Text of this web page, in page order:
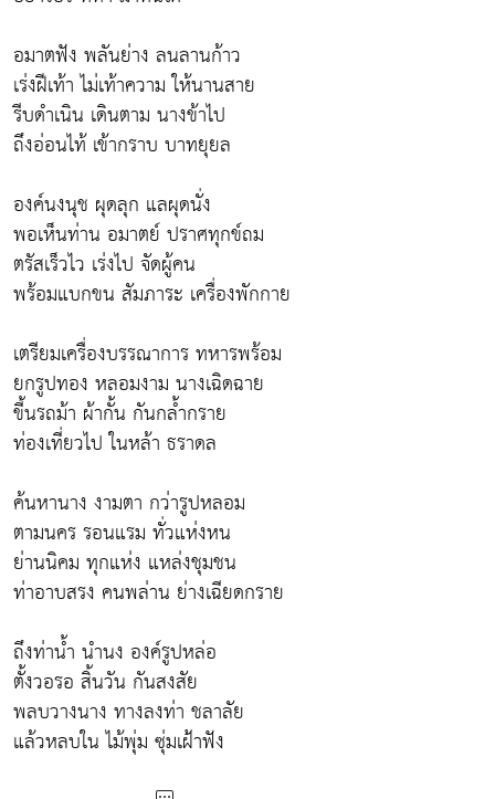
อมาตฟัง พลันย่าง ลนลานก้าว
เร่งฝีเท้า ไม่เท้าความ ให้นานสาย
รีบดำเนิน เดินตาม นางข้าไป
ถึงอ่อนไท้ เข้ากราบ บาทยุยล
องค์นงนุช ผุดลุก แลผุดนั่ง
พอเห็นท่าน อมาตย์ ปราศทุกข์ถม
ตรัสเร็วไว เร่งไป จัดผู้คน
พร้อมแบกขน สัมภาระ เครื่องพักกาย
เตรียมเครื่องบรรณาการ ทหารพร้อม
ยกรูปทอง หลอมงาม นางเฉิดฉาย
ขี้นรถม้า ผ้ากั้น กันกล้ำกราย
ท่องเที่ยวไป ในหล้า ธราดล
ค้นหานาง งามตา กว่ารูปหลอม
ตามนคร รอนแรม ทั่วแห่งหน
ย่านนิคม ทุกแห่ง แหล่งชุมชน
ท่าอาบสรง คนพล่าน ย่างเฉียดกราย
ถึงท่าน้ำ นำนง องค์รูปหล่อ
ตั้งวอรอ สิ้นวัน กันสงสัย
พลบวางนาง ทางลงท่า ชลาลัย
แล้วหลบใน ไม้พุ่ม ซุ่มเฝ้าฟัง